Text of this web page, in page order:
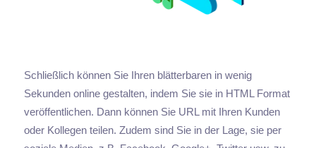
Schließlich können Sie Ihren blätterbaren in wenig
Sekunden online gestalten, indem Sie sie in HTML Format
veröffentlichen. Dann können Sie URL mit Ihren Kunden
oder Kollegen teilen. Zudem sind Sie in der Lage, sie per